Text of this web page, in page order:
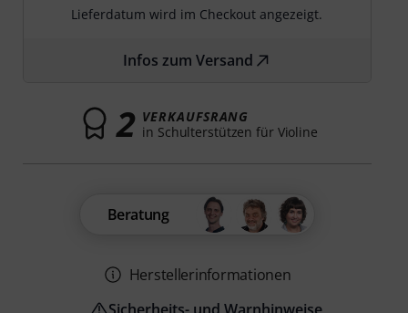
Lieferdatum wird im Checkout angezeigt.
Infos zum Versand
2 VERKAUFSRANG
in Schulterstützen für Violine
Beratung
Herstellerinformationen